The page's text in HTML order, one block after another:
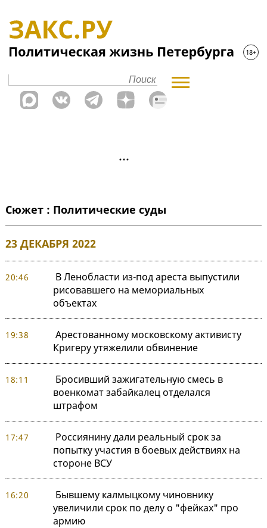
Сюжет : Политические суды
23 ДЕКАБРЯ 2022
20:46
В Ленобласти из-под ареста выпустили
рисовавшего на мемориальных
объектах
19:38
Арестованному московскому активисту
Кригеру утяжелили обвинение
18:11
Бросивший зажигательную смесь в
военкомат забайкалец отделался
штрафом
17:47
Россиянину дали реальный срок за
попытку участия в боевых действиях на
стороне ВСУ
16:20
Бывшему калмыцкому чиновнику
увеличили срок по делу о "фейках" про
армию